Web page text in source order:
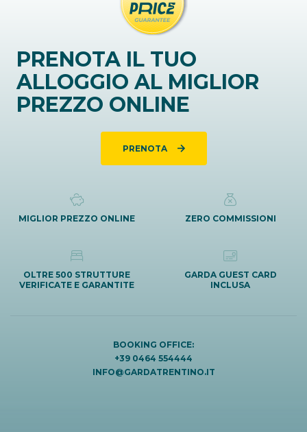
PRENOTA IL TUO
ALLOGGIO AL MIGLIOR
PREZZO ONLINE
PRENOTA
MIGLIOR PREZZO ONLINE ZERO COMMISSIONI
OLTRE 500 STRUTTURE
VERIFICATE E GARANTITE
GARDA GUEST CARD
INCLUSA
BOOKING OFFICE:
+39 0464 554444
INFO@GARDATRENTINO.IT